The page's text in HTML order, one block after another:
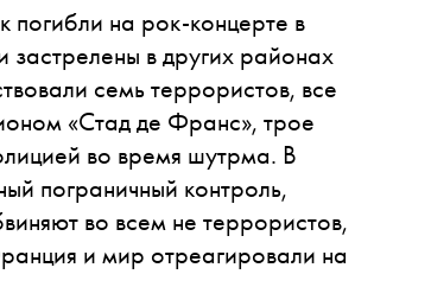
на рок-концерте в
застрелены в других районах
семь террористов, все
«Стад де Франс», трое
во время шутрма. В
пограничный контроль,
во всем не террористов,
и мир отреагировали на